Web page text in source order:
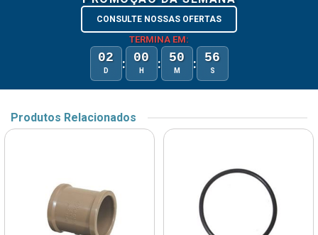
CONSULTE NOSSAS OFERTAS
TERMINA EM:
02
D : 00
H : 50
M : 56
S
Produtos Relacionados